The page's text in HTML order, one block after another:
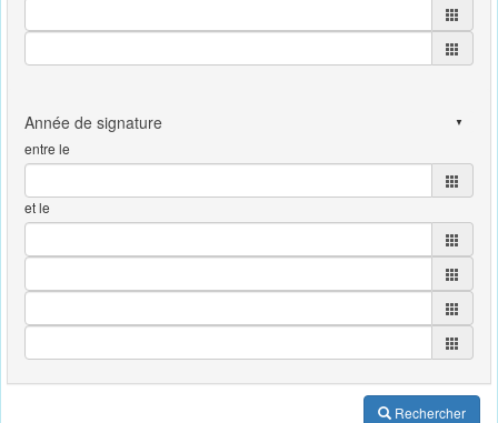
entre le
et le
Rechercher